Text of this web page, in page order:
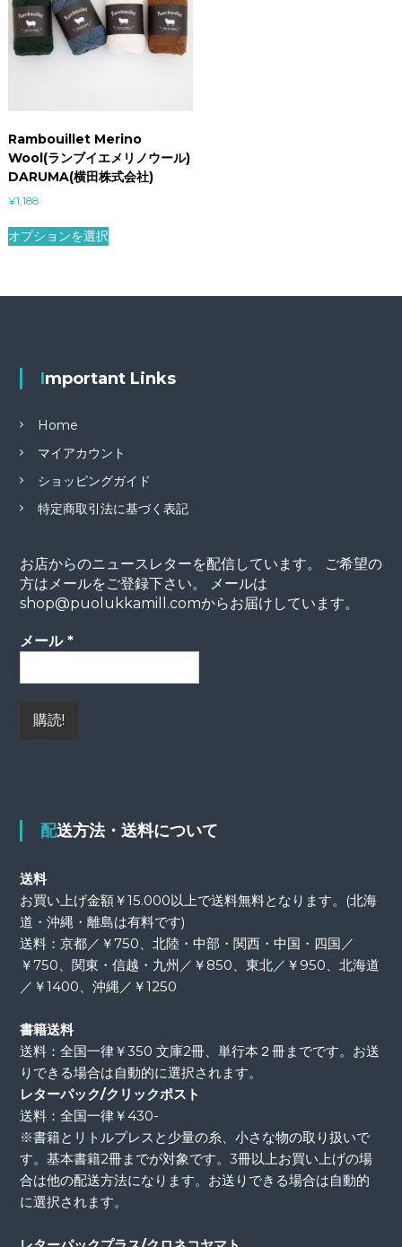
Rambouillet Merino
Wool(ランブイエメリノウール)
DARUMA(横田株式会社)
¥1,188
オプションを選択
Important Links
Home
マイアカウント
ショッピングガイド
特定商取引法に基づく表記
お店からのニュースレターを配信しています。 ご希望の
方はメールをご登録下さい。 メールは
shop@puolukkamill.comからお届けしています。
メール *
配送方法・送料について
送料
お買い上げ金額￥15.000以上で送料無料となります。(北海
道・沖縄・離島は有料です)
送料：京都／￥750、北陸・中部・関西・中国・四国／
￥750、関東・信越・九州／￥850、東北／￥950、北海道
／￥1400、沖縄／￥1250
書籍送料
送料：全国一律￥350 文庫2冊、単行本２冊までです。お送
りできる場合は自動的に選択されます。
レターパック/クリックポスト
送料：全国一律￥430-
※書籍とリトルプレスと少量の糸、小さな物の取り扱いで
す。基本書籍2冊までが対象です。3冊以上お買い上げの場
合は他の配送方法になります。お送りできる場合は自動的
に選択されます。